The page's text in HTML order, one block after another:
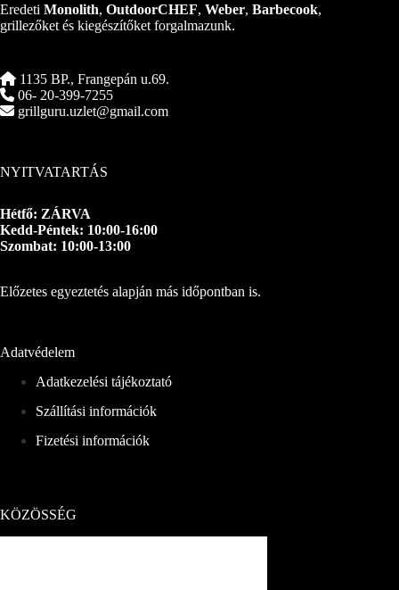
Eredeti Monolith, OutdoorCHEF, Weber, Barbecook,
grillezőket és kiegészítőket forgalmazunk.
1135 BP., Frangepán u.69.
06- 20-399-7255
grillguru.uzlet@gmail.com
NYITVATARTÁS
Hétfő: ZÁRVA
Kedd-Péntek: 10:00-16:00
Szombat: 10:00-13:00
Előzetes egyeztetés alapján más időpontban is.
Adatvédelem
Adatkezelési tájékoztató
Szállítási információk
Fizetési információk
KÖZÖSSÉG